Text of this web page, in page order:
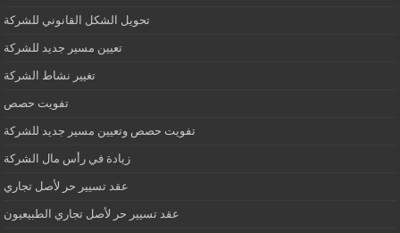
تحويل الشكل القانوني للشركة
تعيين مسير جديد للشركة
تغيير نشاط الشركة
تفويت حصص
تفويت حصص وتعيين مسير جديد للشركة
زيادة في رأس مال الشركة
عقد تسيير حر لأصل تجاري
عقد تسيير حر لأصل تجاري الطبيعيون